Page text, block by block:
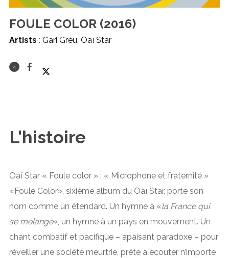
L'histoire
Oaï Star « Foule color » : « Microphone et fraternité »
«Foule Color», sixième album du Oaï Star, porte son
nom comme un étendard. Un hymne à «la France qui
se mélange», un hymne à un pays en mouvement. Un
chant combatif et pacifique – apaisant paradoxe – pour
réveiller une société meurtrie, prête à écouter n’importe
FOULE COLOR (2016)
Artists : Gari Grèu, Oaï Star
4